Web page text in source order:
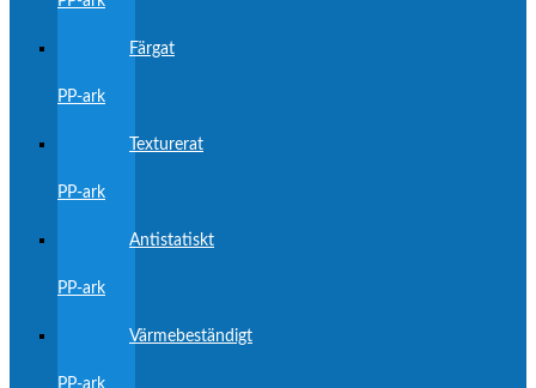
Färgat
PP-ark
Texturerat
PP-ark
Antistatiskt
PP-ark
Värmebeständigt
PP-ark